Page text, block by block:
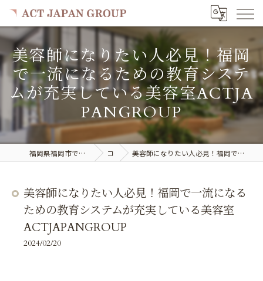
美容師になりたい人必見！福岡
で一流になるための教育システ
ムが充実している美容室ACTJA
PANGROUP
福岡県福岡市で美容室の求人ならACT JAPAN GROUP コラム 美容師になりたい人必見！福岡で一流になるための教育システムが充実している美容室ACTJAPANGROUP
美容師になりたい人必見！福岡で一流になる
ための教育システムが充実している美容室
ACTJAPANGROUP
2024/02/20